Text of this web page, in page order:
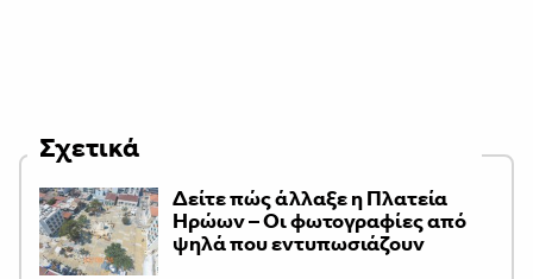
Σχετικά
Δείτε πώς άλλαξε η Πλατεία
Ηρώων – Οι φωτογραφίες από
ψηλά που εντυπωσιάζουν